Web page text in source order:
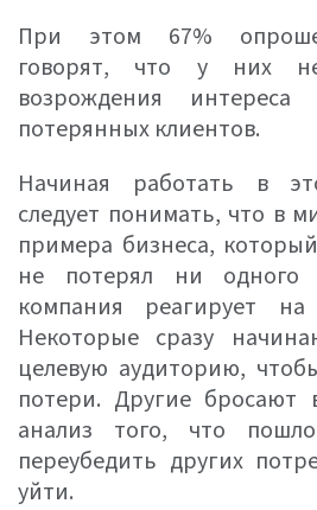
При этом 67%
говорят, что у них
возрождения интереса
потерянных клиентов.
Начиная работать в
следует понимать, что в
примера бизнеса,
не потерял ни одного
компания реагирует
Некоторые сразу
целевую аудиторию,
потери. Другие бросают
анализ того, что
переубедить других
уйти.